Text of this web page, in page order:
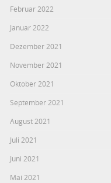
Februar 2022
Januar 2022
Dezember 2021
November 2021
Oktober 2021
September 2021
August 2021
Juli 2021
Juni 2021
Mai 2021